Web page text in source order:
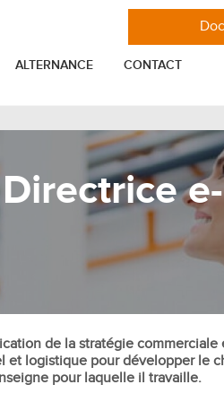
e-
de la stratégie
logistique pour développer le
pour laquelle il travaille.
VIE ÉTUDIANTE
Toutes les actualités de l'ESGCI
Les associations étudiantes de l'ESGCI
Se loger à Paris en étudiant à l'ESGCI
Entreprise
Projets professionnels
MASTÈRES
Mastère Stratégie et Marketing
Mastère Marketing Digital
Mastère Ingénieur commercial IT
Mastère Entrepreneuriat Management
Mastère Marketing et Communication
Mastère Communication digitale,
réseaux sociaux et influence
ALTERNANCE CONTACT